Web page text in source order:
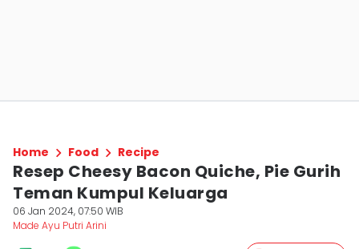
Home Food Recipe
Resep Cheesy Bacon Quiche, Pie Gurih
Teman Kumpul Keluarga
06 Jan 2024, 07:50 WIB
Made Ayu Putri Arini